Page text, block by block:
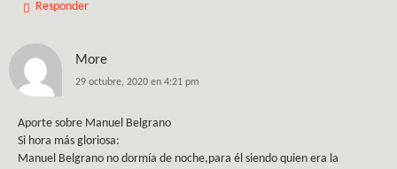
Responder
More
29 octubre, 2020 en 4:21 pm
Aporte sobre Manuel Belgrano
Si hora más gloriosa:
Manuel Belgrano no dormía de noche,para él siendo quien era la